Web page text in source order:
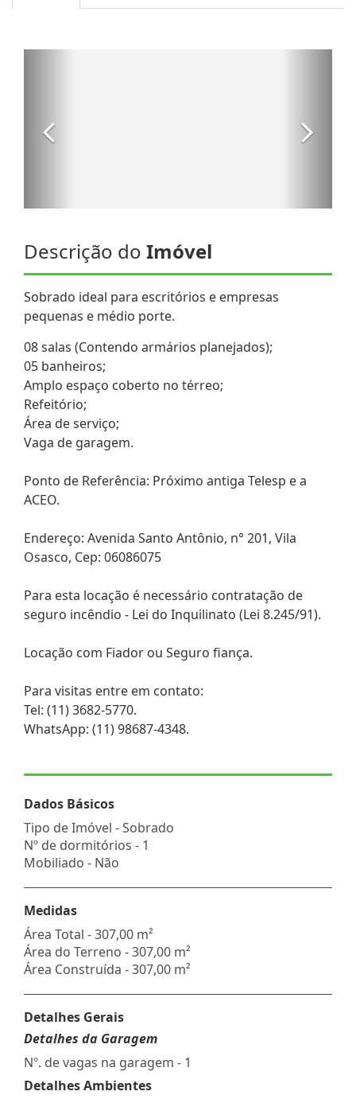
Descrição do Imóvel
Sobrado ideal para escritórios e empresas
pequenas e médio porte.
08 salas (Contendo armários planejados);
05 banheiros;
Amplo espaço coberto no térreo;
Refeitório;
Área de serviço;
Vaga de garagem.
Ponto de Referência: Próximo antiga Telesp e a
ACEO.
Endereço: Avenida Santo Antônio, n° 201, Vila
Osasco, Cep: 06086075
Para esta locação é necessário contratação de
seguro incêndio - Lei do Inquilinato (Lei 8.245/91).
Locação com Fiador ou Seguro fiança.
Para visitas entre em contato:
Tel: (11) 3682-5770.
WhatsApp: (11) 98687-4348.
Dados Básicos
Tipo de Imóvel - Sobrado
Nº de dormitórios - 1
Mobiliado - Não
Medidas
Área Total - 307,00 m²
Área do Terreno - 307,00 m²
Área Construída - 307,00 m²
Detalhes Gerais
Detalhes da Garagem
Nº. de vagas na garagem - 1
Detalhes Ambientes